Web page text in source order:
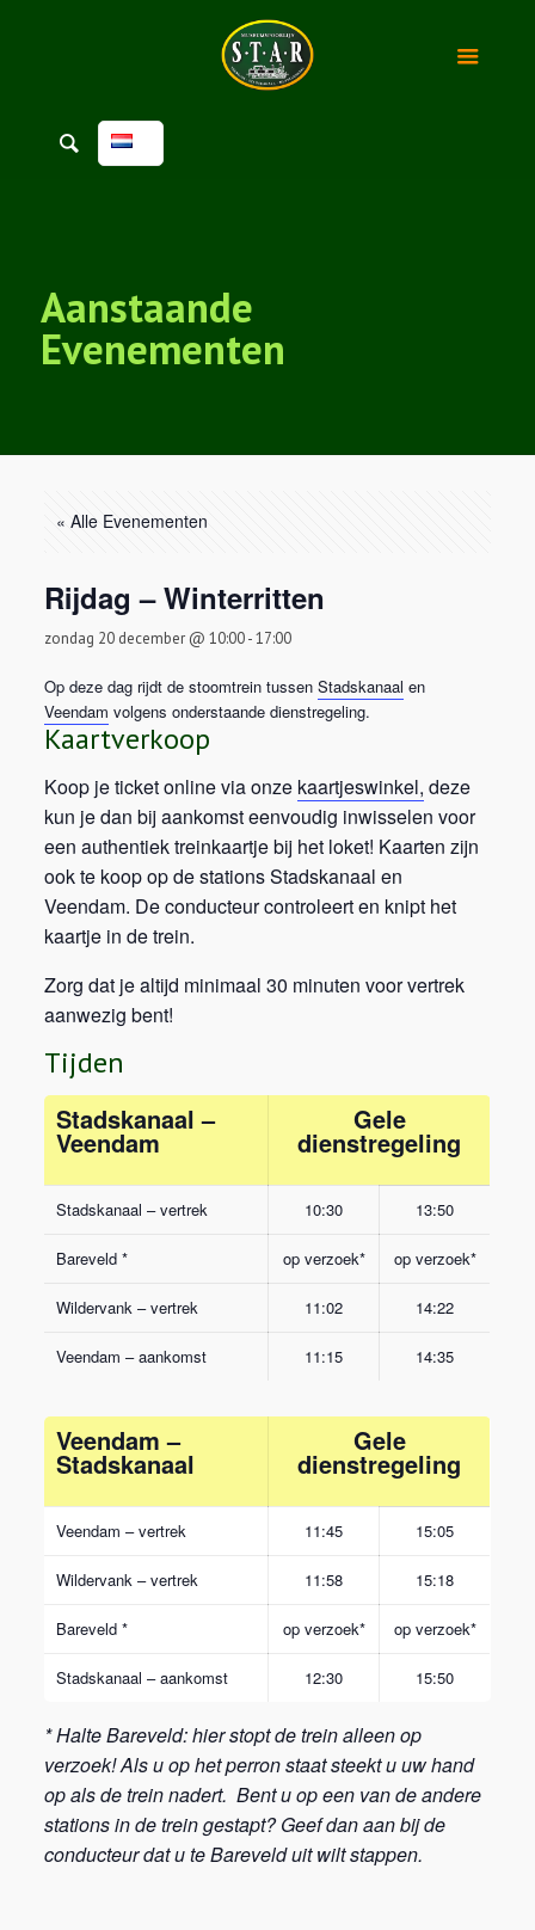
Aanstaande
Evenementen
« Alle Evenementen
Rijdag – Winterritten
zondag 20 december @ 10:00-17:00
Op deze dag rijdt de stoomtrein tussenStadskanaal en
Veendam volgens onderstaande dienstregeling.
Kaartverkoop
Koop je ticket online via onze kaartjeswinkel, deze
kun je dan bij aankomst eenvoudig inwisselen voor
een authentiek treinkaartje bij het loket! Kaarten zijn
ook te koop op de stations Stadskanaal en
Veendam. De conducteur controleert en knipt het
kaartje in de trein.
Zorg dat je altijd minimaal 30 minuten voor vertrek
aanwezig bent!
Tijden
Stadskanaal –
Veendam
Gele
dienstregeling
Stadskanaal – vertrek 10:30 13:50
Bareveld * op verzoek* op verzoek*
Wildervank – vertrek 11:02 14:22
Veendam – aankomst 11:15 14:35
Veendam –
Stadskanaal
Gele
dienstregeling
Veendam – vertrek 11:45 15:05
Wildervank – vertrek 11:58 15:18
Bareveld * op verzoek* op verzoek*
Stadskanaal – aankomst 12:30 15:50
* Halte Bareveld: hier stopt de trein alleen op
verzoek! Als u op het perron staat steekt u uw hand
op als de trein nadert. Bent u op een van de andere
stations in de trein gestapt? Geef dan aan bij de
conducteur dat u te Bareveld uit wilt stappen.